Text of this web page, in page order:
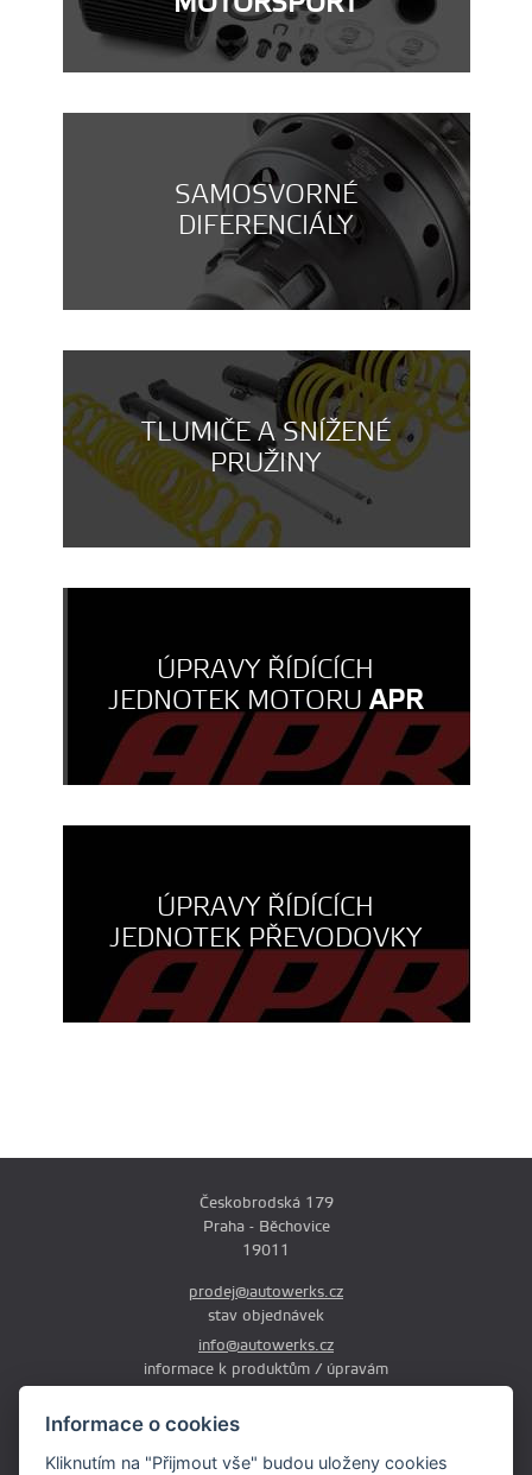
Informace o cookies
Kliknutím na "Přijmout vše" budou uloženy cookies
SAMOSVORNÉ
DIFERENCIÁLY
TLUMIČE A SNÍŽENÉ
PRUŽINY
ÚPRAVY ŘÍDÍCÍCH
JEDNOTEK MOTORUAPR
ÚPRAVY ŘÍDÍCÍCH
JEDNOTEK PŘEVODOVKY
Českobrodská 179
Praha - Běchovice
19011
prodej@autowerks.cz
stav objednávek
info@autowerks.cz
informace k produktům / úpravám
Pá: 9:00-12:00 a 13:00-16:00